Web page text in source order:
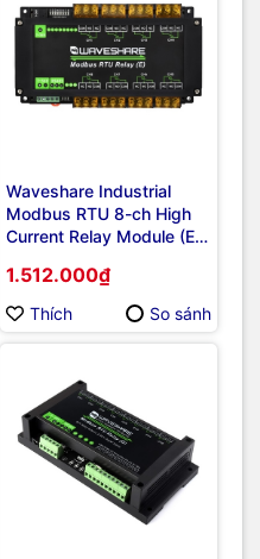
Waveshare Industrial
Modbus RTU 8-ch High
Current Relay Module (E)
Multi Isolation Protection
Circuits
1.512.000₫
Thích So sánh